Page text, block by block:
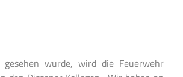
wurde, wird die Feuerwehr